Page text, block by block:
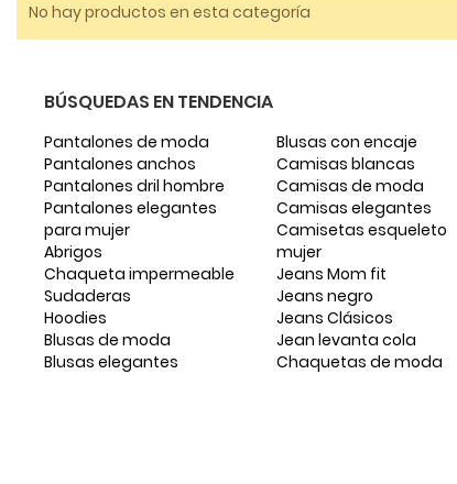
No hay productos en esta categoría
BÚSQUEDAS EN TENDENCIA
Pantalones de moda
Pantalones anchos
Pantalones dril hombre
Pantalones elegantes
para mujer
Abrigos
Chaqueta impermeable
Sudaderas
Hoodies
Blusas de moda
Blusas elegantes
Blusas con encaje
Camisas blancas
Camisas de moda
Camisas elegantes
Camisetas esqueleto
mujer
Jeans Mom fit
Jeans negro
Jeans Clásicos
Jean levanta cola
Chaquetas de moda